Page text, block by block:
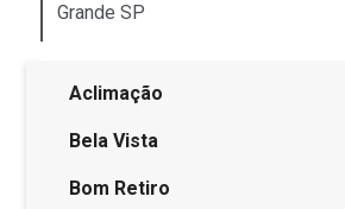
Grande SP
Aclimação
Bela Vista
Bom Retiro